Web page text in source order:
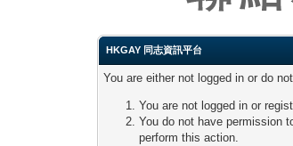
HKGAY 同志資訊平台
You are either not logged in or do
You are not logged in or
You do not have permission
perform this action.